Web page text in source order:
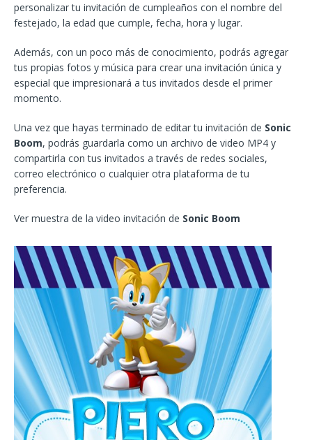
personalizar tu invitación de cumpleaños con el nombre del
festejado, la edad que cumple, fecha, hora y lugar.
Además, con un poco más de conocimiento, podrás agregar
tus propias fotos y música para crear una invitación única y
especial que impresionará a tus invitados desde el primer
momento.
Una vez que hayas terminado de editar tu invitación de Sonic
Boom, podrás guardarla como un archivo de video MP4 y
compartirla con tus invitados a través de redes sociales,
correo electrónico o cualquier otra plataforma de tu
preferencia.
Ver muestra de la video invitación de Sonic Boom